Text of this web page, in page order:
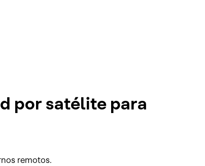
por satélite para
remotos.